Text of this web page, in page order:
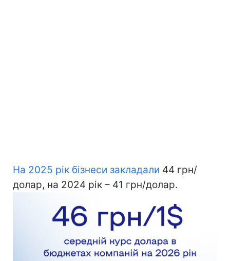
На 2025 рік бізнеси закладали 44 грн/
долар, на 2024 рік – 41 грн/долар.